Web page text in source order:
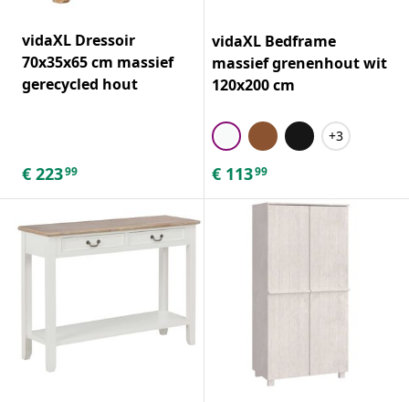
vidaXL Dressoir
70x35x65 cm massief
gerecycled hout
€ 22399
vidaXL Bedframe
massief grenenhout wit
120x200 cm
+3
€ 11399